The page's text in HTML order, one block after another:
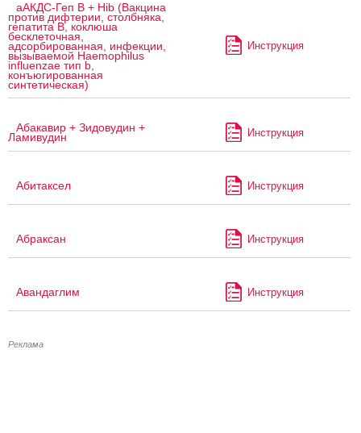
аАКДС-Геп B + Hib (Вакцина
против дифтерии, столбняка,
гепатита B, коклюша
бесклеточная,
адсорбированная, инфекции,
вызываемой Haemophilus
influenzae тип b,
конъюгированная
синтетическая)
Инструкция
Абакавир + Зидовудин +
Ламивудин Инструкция
Абитаксел Инструкция
Абраксан Инструкция
Авандаглим Инструкция
Реклама